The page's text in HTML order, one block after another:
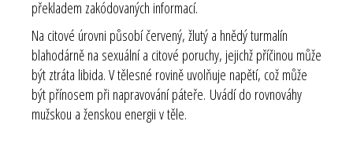
překladem zakódovaných informací.
Na citové úrovni působí červený, žlutý a hnědý turmalín
blahodárně na sexuální a citové poruchy, jejichž příčinou může
být ztráta libida. V tělesné rovině uvolňuje napětí, což může
být přínosem při napravování páteře. Uvádí do rovnováhy
mužskou a ženskou energii v těle.